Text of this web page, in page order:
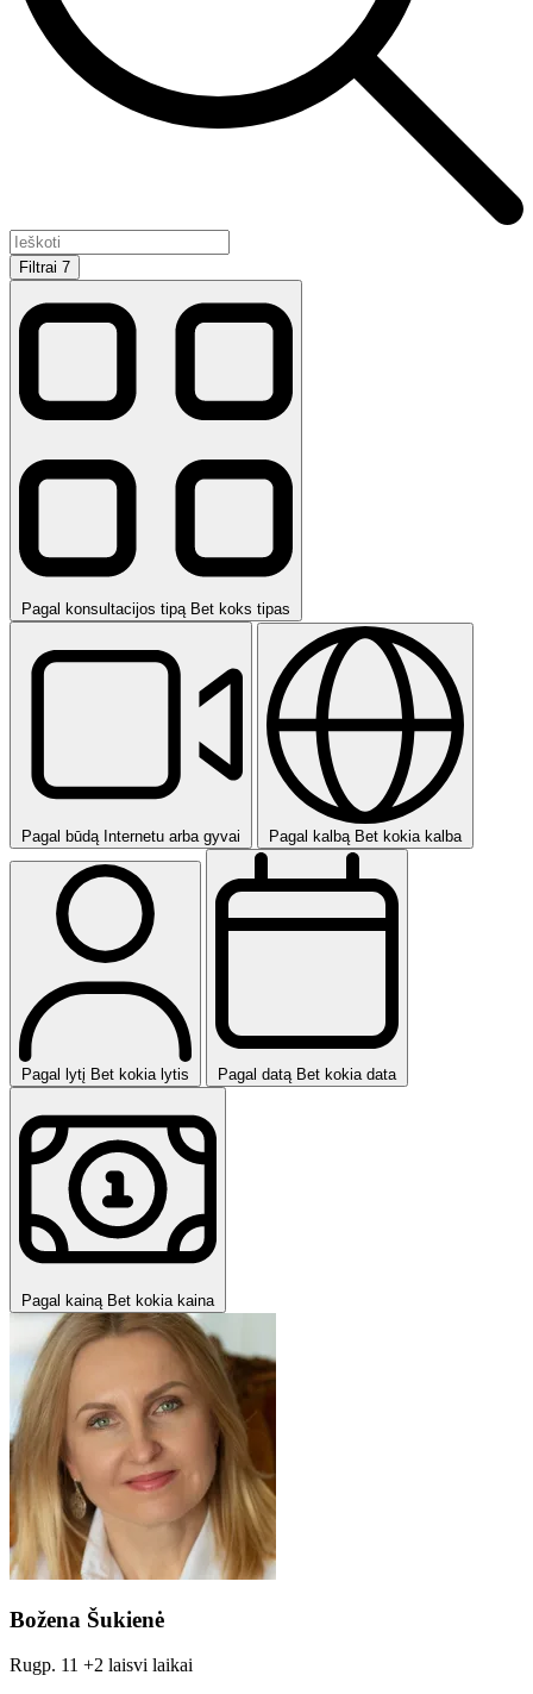
Filtrai 7
Pagal konsultacijos tipą Bet koks tipas
Pagal būdą Internetu arba gyvai Pagal kalbą Bet kokia kalba
Pagal lytį Bet kokia lytis Pagal datą Bet kokia data
Pagal kainą Bet kokia kaina
Božena Šukienė
Rugp. 11 +2 laisvi laikai